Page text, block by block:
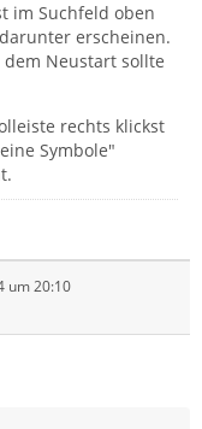
im Suchfeld oben
erscheinen.
Neustart sollte
rechts klickst
Symbole"
um 20:10